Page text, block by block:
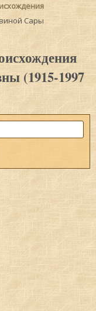
Сары
(1915-1997